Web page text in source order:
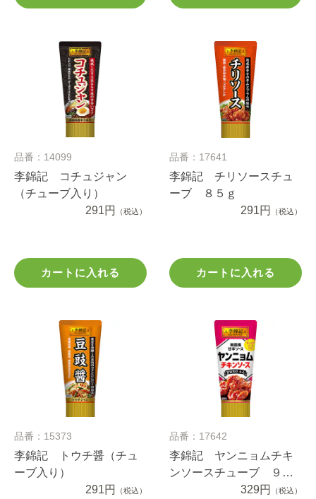
品番：14099
李錦記 コチュジャン
（チューブ入り）
291円
（税込）
カートに入れる
品番：17641
李錦記 チリソースチュ
ーブ ８５ｇ
291円
（税込）
カートに入れる
品番：15373
李錦記 トウチ醤（チュ
ーブ入り）
291円
（税込）
品番：17642
李錦記 ヤンニョムチキ
ンソースチューブ ９０
329円 （税込）